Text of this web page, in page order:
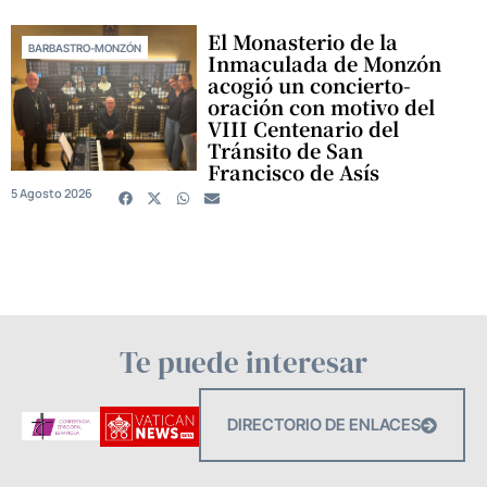
BARBASTRO-MONZÓN El Monasterio de la
Inmaculada de Monzón
acogió un concierto-
oración con motivo del
VIII Centenario del
Tránsito de San
Francisco de Asís
5 Agosto 2026
Te puede interesar
DIRECTORIO DE ENLACES